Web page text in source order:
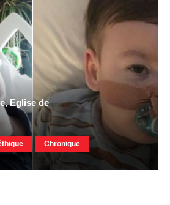
Eglise de
Chronique